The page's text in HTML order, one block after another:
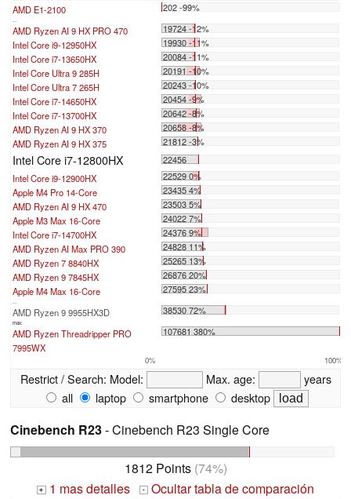
AMD E1-2100 202 -99%
...
AMD Ryzen AI 9 HX PRO 470
19724 -12%
Intel Core i9-12950HX
19930 -11%
Intel Core i7-13650HX
20084 -11%
Intel Core Ultra 9 285H
20191 -10%
Intel Core Ultra 7 265H
20243 -10%
Intel Core i7-14650HX
20454 -9%
Intel Core i7-13700HX
20642 -8%
AMD Ryzen AI 9 HX 370
20658 -8%
AMD Ryzen AI 9 HX 375
21812 -3%
Intel Core i7-12800HX
22456
Intel Core i9-12900HX
22529 0%
Apple M4 Pro 14-Core
23435 4%
AMD Ryzen AI 9 HX 470
23503 5%
Apple M3 Max 16-Core
24022 7%
Intel Core i7-14700HX
24376 9%
AMD Ryzen AI Max PRO 390
24828 11%
AMD Ryzen 7 8840HX
25265 13%
AMD Ryzen 9 7845HX
26876 20%
Apple M4 Max 16-Core
27595 23%
...
AMD Ryzen 9 9955HX3D 38530 72%
max:
AMD Ryzen Threadripper PRO
7995WX
107681 380%
0% 100%
Restrict / Search: Model: Max. age:
years
all
laptop smartphone desktop
Cinebench R23- Cinebench R23 Single Core
1812 Points(74%)
+ 1 mas detalles - Ocultar tabla de comparación